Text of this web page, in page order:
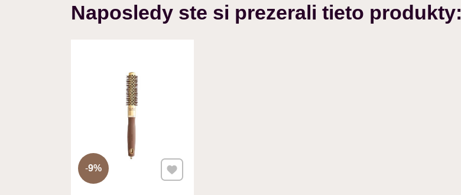
Naposledy ste si prezerali tieto produkty:
9% Pridať k Obľúbeným